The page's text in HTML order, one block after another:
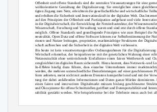
Offenheit und offene Standards sind die zentralen Voraussetzungen für eine
wohlorientierte Gestaltung der Digitalisierung. Sie ermöglichen einen
tigten Zugang zum Netz, erleichtern die gesellschaftliche und wirtschaftliche
und erhöhen die Sicherheit und Innovationskraft in der digitalen Welt. Das
auf den Prinzipien der Offenheit und Partizipation aufgebaut und viele
in der Digitalwirtschaft, die Entwicklung der Netzinfrastruktur, der
Wissenschaft, Forschung und Verwaltung waren und sind erst durch offene
möglich. Offene Standards und grundlegende Prinzipien wie zum Beispiel die
neutralität, Open Data und offene Software können zur Selbstbestimmung der
rinnen und Nutzer beitragen, proprietäre, marktmächtige Strukturen der
schaft aufbrechen und die Sicherheit in der digitalen Welt verbessern.
Bis heute ist kein verantwortungsvoller Ordnungsrahmen für die Digitalisierung
Wirtschaft erkennbar, der beispielsweise mit der gesetzlichen Wahrung einer
Netzneutralität ohne weitreichende Einfallstore einen fairen Wettbewerb und
cengleichheit im digitalen Raum sicherstellt. Hinzu kommt, dass Netzwerk- und
In-Effekte häufig dazu führen, dass einzelne Unternehmen immer
werden, die mehrere unterschiedliche Dienstleistungen auf einer geschlossenen
form anbieten, meist nicht mit anderen Diensten kompatibel sind und mit der
tung der dabei anfallenden Informationen und Daten ganze Märkte dominieren.
einen fairen und innovativen Digitalmarkt müssen bislang geschlossene
und Ökosysteme für offene Schnittstellen geöffnet und Datenportabilität und
rabilität gestärkt werden. Wie beispielsweise bei der Telefonie muss auch bei
untereinander kommunizieren können und nicht nur innerhalb derselben